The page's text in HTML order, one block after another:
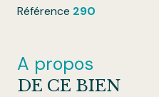
Référence 290
A propos
DE CE BIEN